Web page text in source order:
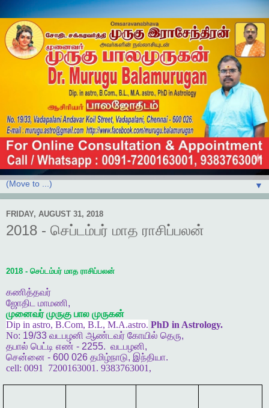
▼
FRIDAY, AUGUST 31, 2018
2018 - செப்டம்பர் மாத ராசிப்பலன்
2018 - செப்டம்பர் மாத ராசிப்பலன்
கணித்தவர்
ஜோதிட
மாமணி,
முனைவர் முருகு பால முருகன்
Dip in astro, B.Com, B.L, M.A.astro. PhD in Astrology.
No: 19/33 வடபழனி ஆண்டவர் கோயில் தெரு,
தபால் பெட்டி எண் - 2255. வடபழனி,
சென்னை - 600 026 தமிழ்நாடு, இந்தியா.
cell: 0091 7200163001. 9383763001,